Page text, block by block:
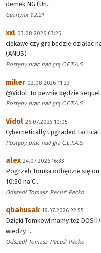
demek NG (Un...
Gearlynx 1.2.21
xxl 03.08.2026 03:25
ciekawe czy gra bedzie działac
(ANUS)
Postępy prac nad grą C.E.T.A.S.
miker 02.08.2026 11:23
@Vidol: to pewnie będzie
Postępy prac nad grą C.E.T.A.S.
Vidol 26.07.2026 10:05
Cybernetically Upgraded
Postępy prac nad grą C.E.T.A.S.
alex 24.07.2026 16:33
Pogrzeb Tomka odbędzie się
10:30 na C...
Odszedł Tomasz 'Pecuś' Pecko
qbahusak 19.07.2026 22:55
Dzięki Tomkowi mamy też
wiedzy. ...
Odszedł Tomasz 'Pecuś' Pecko